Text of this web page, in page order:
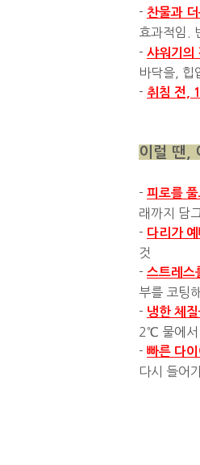
- 찬물과
효과적임.
- 샤워기의
바닥을, 힙
- 취침 전,
이럴 땐,
- 피로를
래까지 담
- 다리가
것
- 스트레스
부를 코팅
- 냉한 체
2℃ 물에서
- 빠른 다
다시 들어